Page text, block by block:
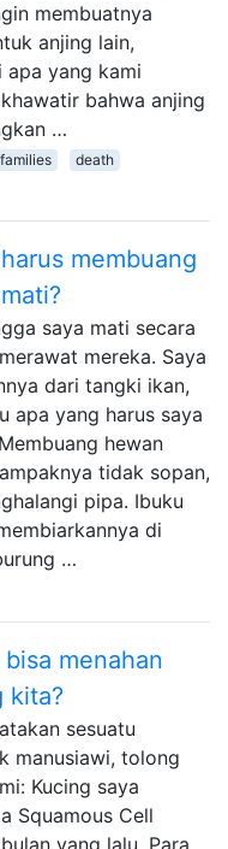
membuatnya
anjing lain,
apa yang kami
bahwa anjing
…
death
membuang
saya mati secara
mereka. Saya
dari tangki ikan,
apa yang harus saya
hewan
tidak sopan,
pipa. Ibuku
di
…
menahan
kita?
sesuatu
manusiawi, tolong
Kucing saya
Squamous Cell
yang lalu. Para